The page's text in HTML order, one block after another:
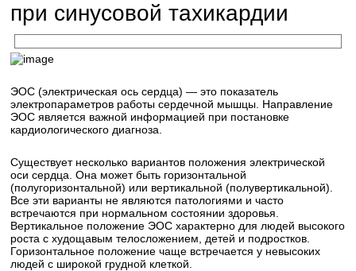
при синусовой тахикардии
ЭОС (электрическая ось сердца) — это показатель
электропараметров работы сердечной мышцы. Направление
ЭОС является важной информацией при постановке
кардиологического диагноза.
Существует несколько вариантов положения электрической
оси сердца. Она может быть горизонтальной
(полугоризонтальной) или вертикальной (полувертикальной).
Все эти варианты не являются патологиями и часто
встречаются при нормальном состоянии здоровья.
Вертикальное положение ЭОС характерно для людей высокого
роста с худощавым телосложением, детей и подростков.
Горизонтальное положение чаще встречается у невысоких
людей с широкой грудной клеткой.